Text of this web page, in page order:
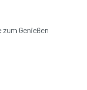
Genießen